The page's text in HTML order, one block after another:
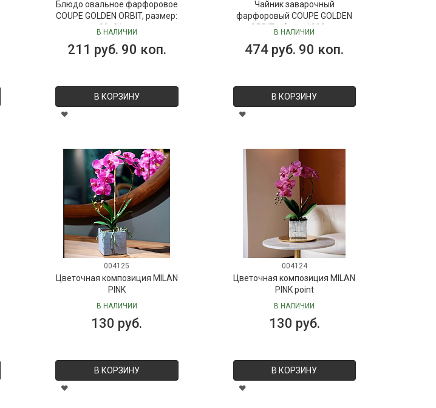
Блюдо овальное фарфоровое
COUPE GOLDEN ORBIT, размер:
30х21 см
В НАЛИЧИИ
211 руб. 90 коп.
В КОРЗИНУ
Чайник заварочный
фарфоровый COUPE GOLDEN
ORBIT, объем 1000 мл
В НАЛИЧИИ
474 руб. 90 коп.
В КОРЗИНУ
004125
Цветочная композиция MILAN
PINK
В НАЛИЧИИ
130 руб.
В КОРЗИНУ
004124
Цветочная композиция MILAN
PINK point
В НАЛИЧИИ
130 руб.
В КОРЗИНУ